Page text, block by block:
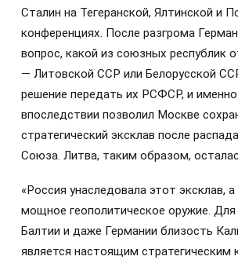
Сталин на Тегеранской, Ялтинской и
конференциях. После разгрома
вопрос, какой из союзных республик
— Литовской ССР или Белорусской
решение передать их РСФСР, и
впоследствии позволил Москве
стратегический эксклав после
Союза. Литва, таким образом,
«Россия унаследовала этот эксклав,
мощное геополитическое оружие.
Балтии и даже Германии близость
является настоящим